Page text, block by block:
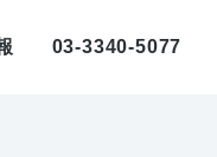
03-3340-5077